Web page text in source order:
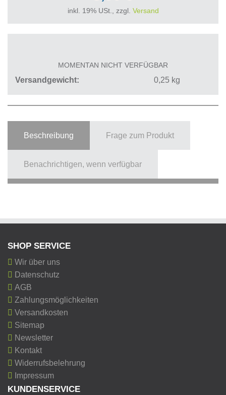
inkl. 19% USt., zzgl. Versand
MOMENTAN NICHT VERFÜGBAR
Versandgewicht 0,25 kg
Beschreibung Frage zum Produkt
Benachrichtigen, wenn verfügbar
SHOP SERVICE
Wir über uns
Datenschutz
AGB
Zahlungsmöglichkeiten
Versandkosten
Sitemap
Newsletter
Kontakt
Widerrufsbelehrung
Impressum
KUNDENSERVICE